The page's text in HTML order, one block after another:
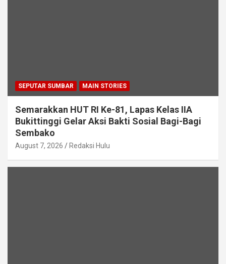
SEPUTAR SUMBAR MAIN STORIES
Semarakkan HUT RI Ke-81, Lapas Kelas IIA
Bukittinggi Gelar Aksi Bakti Sosial Bagi-Bagi
Sembako
August 7, 2026 Redaksi Hulu